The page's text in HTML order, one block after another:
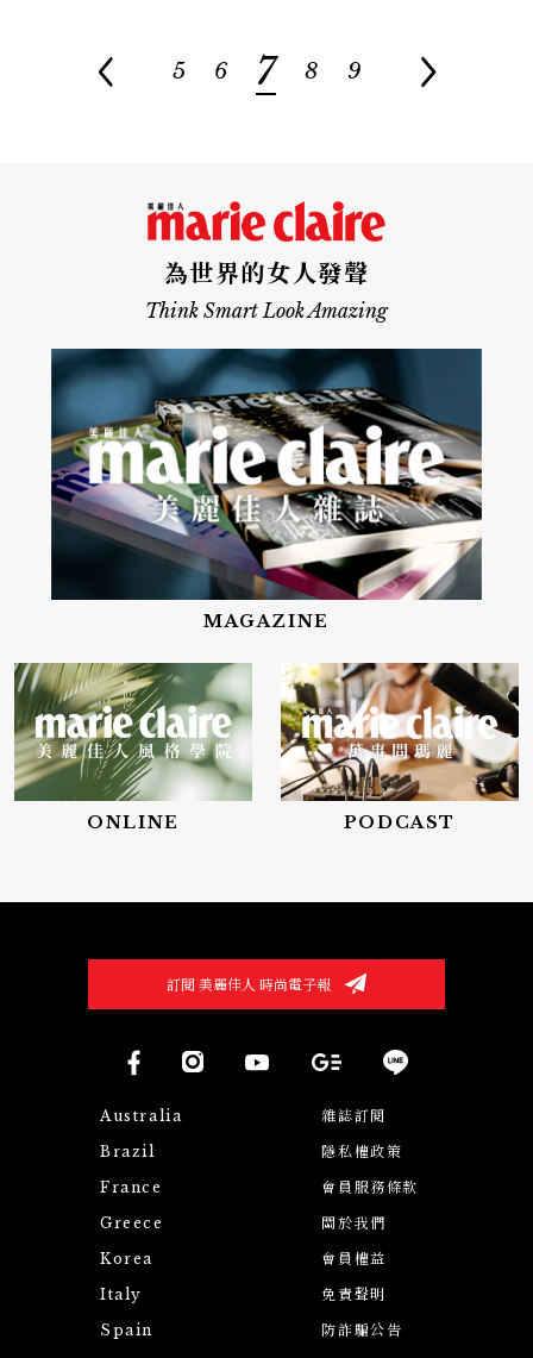
5 6 7 8 9
為世界的女人發聲
Think Smart Look Amazing
MAGAZINE
ONLINE PODCAST
Australia
Brazil
France
Greece
Korea
Italy
Spain
訂閱 美麗佳人 時尚電子報
雜誌訂閱
隱私權政策
會員服務條款
關於我們
會員權益
免責聲明
防詐騙公告